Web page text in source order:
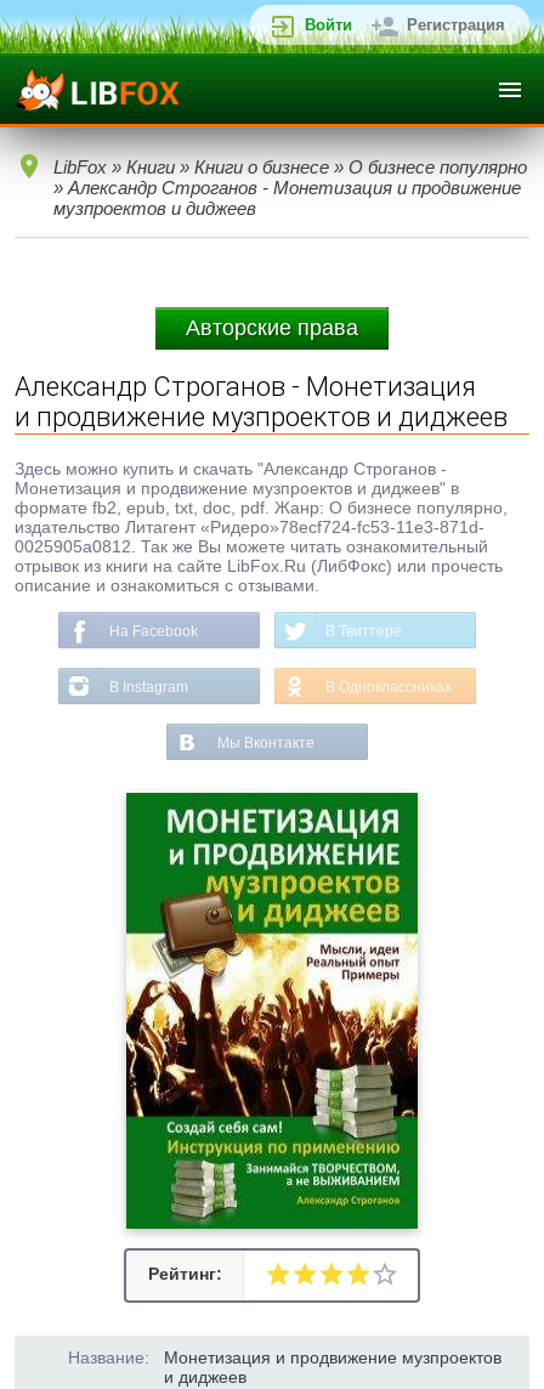
Войти Регистрация
LibFox » Книги » Книги о бизнесе » О бизнесе популярно
» Александр Строганов - Монетизация и продвижение
музпроектов и диджеев
Авторские права
Александр Строганов - Монетизация
и продвижение музпроектов и диджеев
Здесь можно купить и скачать "Александр Строганов -
Монетизация и продвижение музпроектов и диджеев" в
формате fb2, epub, txt, doc, pdf. Жанр: О бизнесе популярно,
издательство Литагент «Ридеро»78ecf724-fc53-11e3-871d-
0025905a0812. Так же Вы можете читать ознакомительный
отрывок из книги на сайте LibFox.Ru (ЛибФокс) или прочесть
описание и ознакомиться с отзывами.
На Facebook В Твиттере
В Instagram В Одноклассниках
Мы Вконтакте
Рейтинг:
Название:
Монетизация и продвижение музпроектов
и диджеев